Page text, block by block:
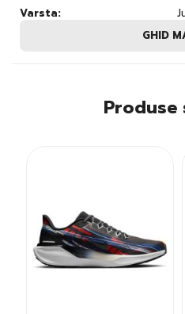
Varsta:
GHID
Produse